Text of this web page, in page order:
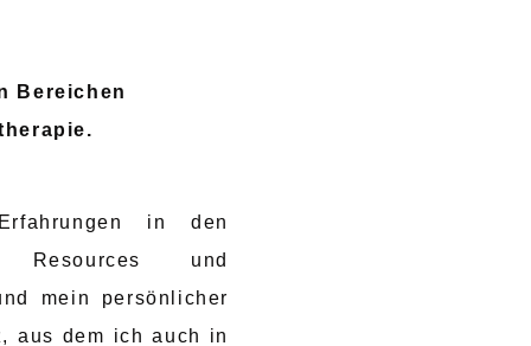
Bereichen
in den
Resources und
mein persönlicher
aus dem ich auch in